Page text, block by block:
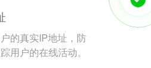
的真实IP地址，防
用户的在线活动。